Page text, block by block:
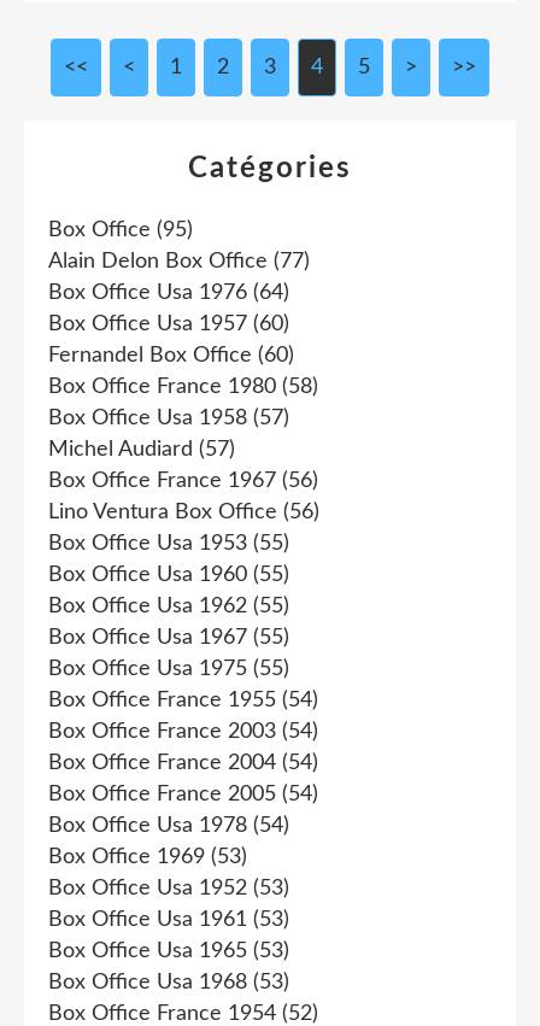
<< < 1 2 3 4 5 > >>
Catégories
Box Office (95)
Alain Delon Box Office (77)
Box Office Usa 1976 (64)
Box Office Usa 1957 (60)
Fernandel Box Office (60)
Box Office France 1980 (58)
Box Office Usa 1958 (57)
Michel Audiard (57)
Box Office France 1967 (56)
Lino Ventura Box Office (56)
Box Office Usa 1953 (55)
Box Office Usa 1960 (55)
Box Office Usa 1962 (55)
Box Office Usa 1967 (55)
Box Office Usa 1975 (55)
Box Office France 1955 (54)
Box Office France 2003 (54)
Box Office France 2004 (54)
Box Office France 2005 (54)
Box Office Usa 1978 (54)
Box Office 1969 (53)
Box Office Usa 1952 (53)
Box Office Usa 1961 (53)
Box Office Usa 1965 (53)
Box Office Usa 1968 (53)
Box Office France 1954 (52)